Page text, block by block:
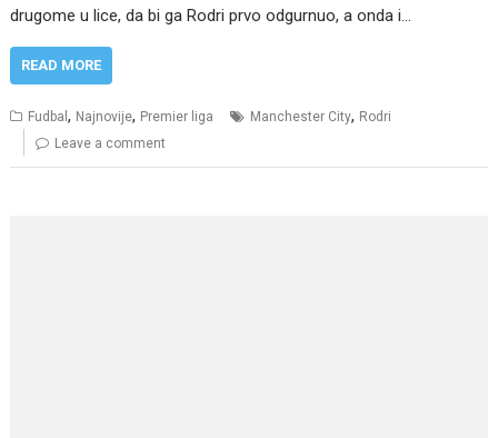
drugome u lice, da bi ga Rodri prvo odgurnuo, a onda i…
READ MORE
Fudbal, Najnovije, Premier liga Manchester City, Rodri
Leave a comment